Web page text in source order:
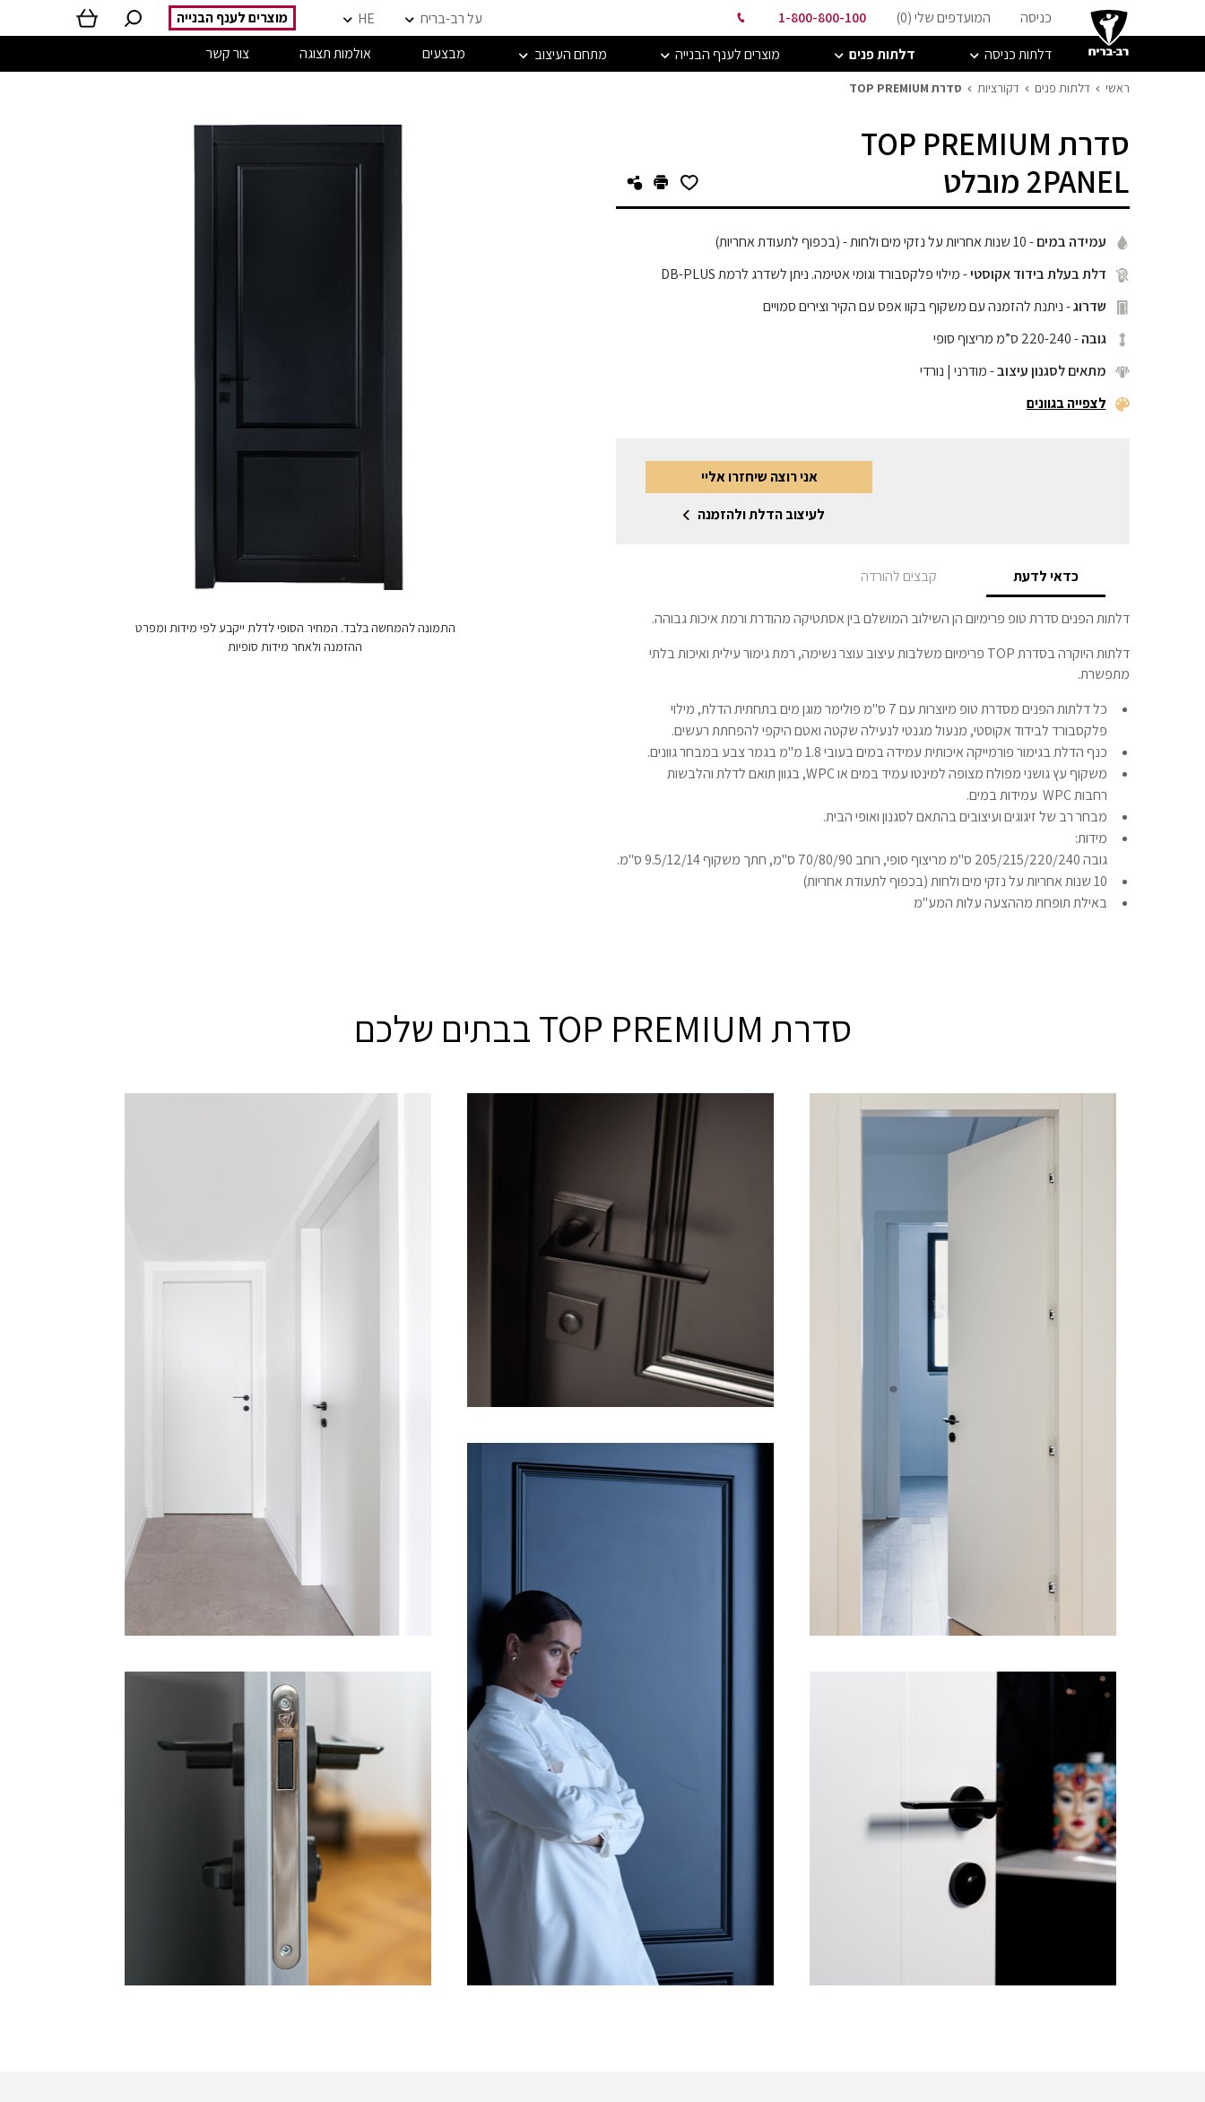
כניסה המועדפים שלי (0
)
1-800-800-100 על רב-בריח HE
מוצרים לענף הבנייה
דלתות כניסה
דלתות פנים מוצרים לענף הבנייה מתחם העיצוב מבצעים אולמות תצוגה צור קשר
ראשי דלתות פנים דקורציות סדרת TOP PREMIUM
סדרת TOP PREMIUM
2PANEL מובלט
עמידה במים- 10 שנות אחריות על נזקי מים ולחות - (בכפוף לתעודת אחריות)
דלת בעלת בידוד אקוסטי- מילוי פלקסבורד וגומי אטימה. ניתן לשדרג לרמת DB-PLUS
שדרוג- ניתנת להזמנה עם משקוף בקוו אפס עם הקיר וצירים סמויים
גובה- 220-240 ס”מ מריצוף סופי
מתאים לסגנון עיצוב- מודרני | נורדי
לצפייה בגוונים
אני רוצה שיחזרו אליי
לעיצוב הדלת ולהזמנה
כדאי לדעת קבצים להורדה
דלתות הפנים סדרת טופ פרימיום הן השילוב המושלם בין אסתטיקה מהודרת ורמת איכות גבוהה.
דלתות היוקרה בסדרת TOP פרימיום משלבות עיצוב עוצר נשימה, רמת גימור עילית ואיכות בלתי
מתפשרת.
כל דלתות הפנים מסדרת טופ מיוצרות עם 7 ס"מ פולימר מוגן מים בתחתית הדלת, מילוי
פלקסבורד לבידוד אקוסטי, מנעול מגנטי לנעילה שקטה ואטם היקפי להפחתת רעשים.
כנף הדלת בגימור פורמייקה איכותית עמידה במים בעובי 1.8 מ"מ בגמר צבע במבחר גוונים.
משקוף עץ גושני מפולח מצופה למינטו עמיד במים או WPC, בגוון תואם לדלת והלבשות
רחבות WPC עמידות במים.
מבחר רב של זיגוגים ועיצובים בהתאם לסגנון ואופי הבית.
מידות:
גובה 205/215/220/240 ס"מ מריצוף סופי, רוחב 70/80/90 ס"מ, חתך משקוף 9.5/12/14 ס"מ.
10 שנות אחריות על נזקי מים ולחות (בכפוף לתעודת אחריות)
באילת תופחת מההצעה עלות המע"מ
התמונה להמחשה בלבד. המחיר הסופי לדלת ייקבע לפי מידות ומפרט
ההזמנה ולאחר מידות סופיות
סדרת TOP PREMIUM בבתים שלכם